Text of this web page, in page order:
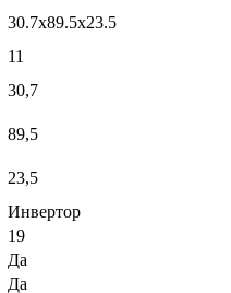
30.7x89.5x23.5
11
30,7
89,5
23,5
Инвертор
19
Да
Да